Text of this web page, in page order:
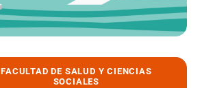
FACULTAD DE SALUD Y CIENCIAS
SOCIALES